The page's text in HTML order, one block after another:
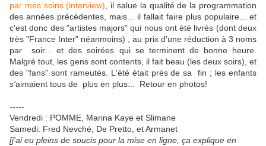
par mes soins (interview) , il salue la qualité de la programmation
des années précédentes, mais... il fallait faire plus populaire... et
c'est donc des "artistes majors" qui nous ont été livrés (dont deux
très "France Inter" néanmoins) , au prix d'une réduction à 3 noms
par soir... et des soirées qui se terminent de bonne heure.
Malgré tout, les gens sont contents, il fait beau (les deux soirs), et
des "fans" sont rameutés. L'été était près de sa
fin ; les enfants
s'aimaient tous de plus en plus... Retour en photos!
-----
Vendredi : POMME, Marina Kaye et Slimane
Samedi: Fred Nevché, De Pretto, et Armanet
[j'ai eu pleins de soucis pour la mise en ligne, ça explique en